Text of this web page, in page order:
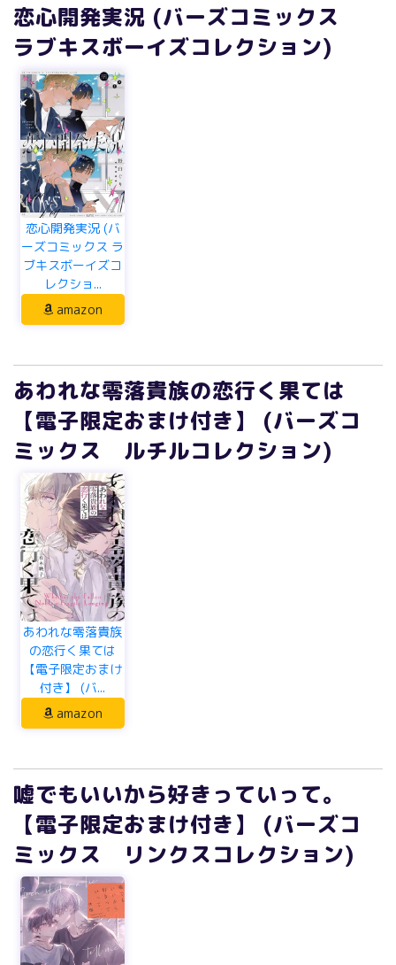
恋心開発実況 (バーズコミックス
ラブキスボーイズコレクション)
恋心開発実況 (バ
ーズコミックス ラ
ブキスボーイズコ
レクショ...
amazon
あわれな零落貴族の恋行く果ては
【電子限定おまけ付き】 (バーズコ
ミックス ルチルコレクション)
あわれな零落貴族
の恋行く果ては
【電子限定おまけ
付き】 (バ...
amazon
嘘でもいいから好きっていって。
【電子限定おまけ付き】 (バーズコ
ミックス リンクスコレクション)